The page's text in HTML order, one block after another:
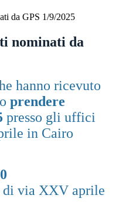
da GPS 1/9/2025
nominati da
hanno ricevuto
prendere
presso gli uffici
in Cairo
di via XXV aprile